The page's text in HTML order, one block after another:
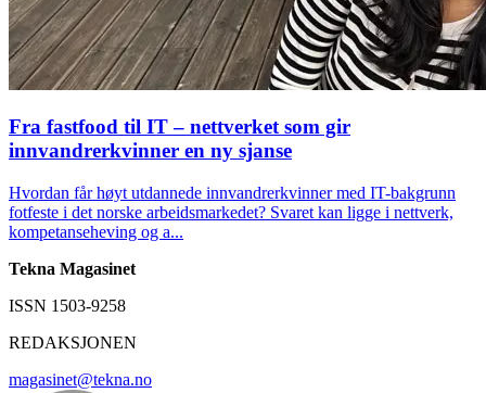
Fra fastfood til IT – nettverket som gir
innvandrerkvinner en ny sjanse
Hvordan får høyt utdannede innvandrerkvinner med IT-bakgrunn
fotfeste i det norske arbeidsmarkedet? Svaret kan ligge i nettverk,
kompetanseheving og a...
Tekna Magasinet
ISSN 1503-9258
REDAKSJONEN
magasinet@tekna.no